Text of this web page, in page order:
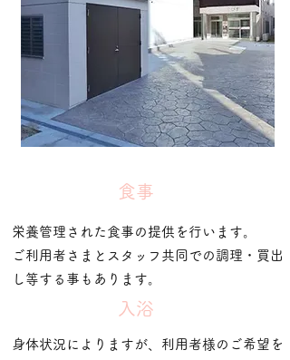
​食事
栄養管理された食事の提供を行います。
ご利用者さまとスタッフ共同での調理・買出
し等する事もあります。
​入浴
身体状況によりますが、利用者様のご希望を